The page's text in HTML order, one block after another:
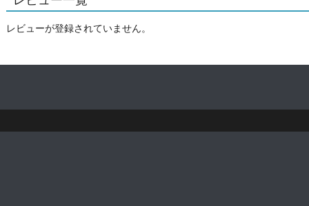
レビューが登録されていません。